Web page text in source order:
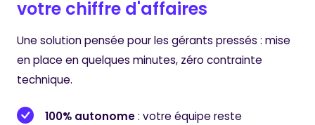
votre chiffre d'affaires
Une solution pensée pour les gérants pressés : mise
en place en quelques minutes, zéro contrainte
technique.
100% autonome: votre équipe reste